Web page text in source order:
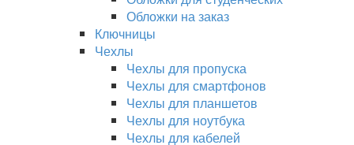
Обложки на заказ
Ключницы
Чехлы
Чехлы для пропуска
Чехлы для смартфонов
Чехлы для планшетов
Чехлы для ноутбука
Чехлы для кабелей